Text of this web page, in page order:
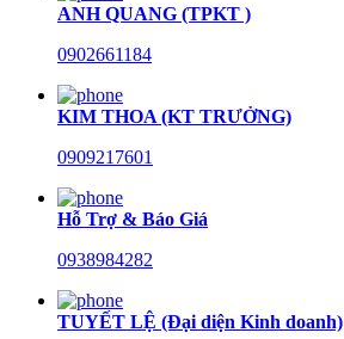
ANH QUANG (TPKT )
0902661184
KIM THOA (KT TRƯỞNG)
0909217601
Hỗ Trợ & Báo Giá
0938984282
TUYẾT LỆ (Đại diện Kinh doanh)